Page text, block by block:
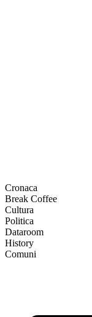
Cronaca
Break Coffee
Cultura
Politica
Dataroom
History
Comuni